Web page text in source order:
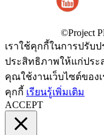
เราใช้คุกกี้ในการปรับ
ประสิทธิภาพให้แก่ปร
คุณใช้งานเว็บไซต์ของ
คุกกี้ เรียนรู้เพิ่มเติม
ACCEPT